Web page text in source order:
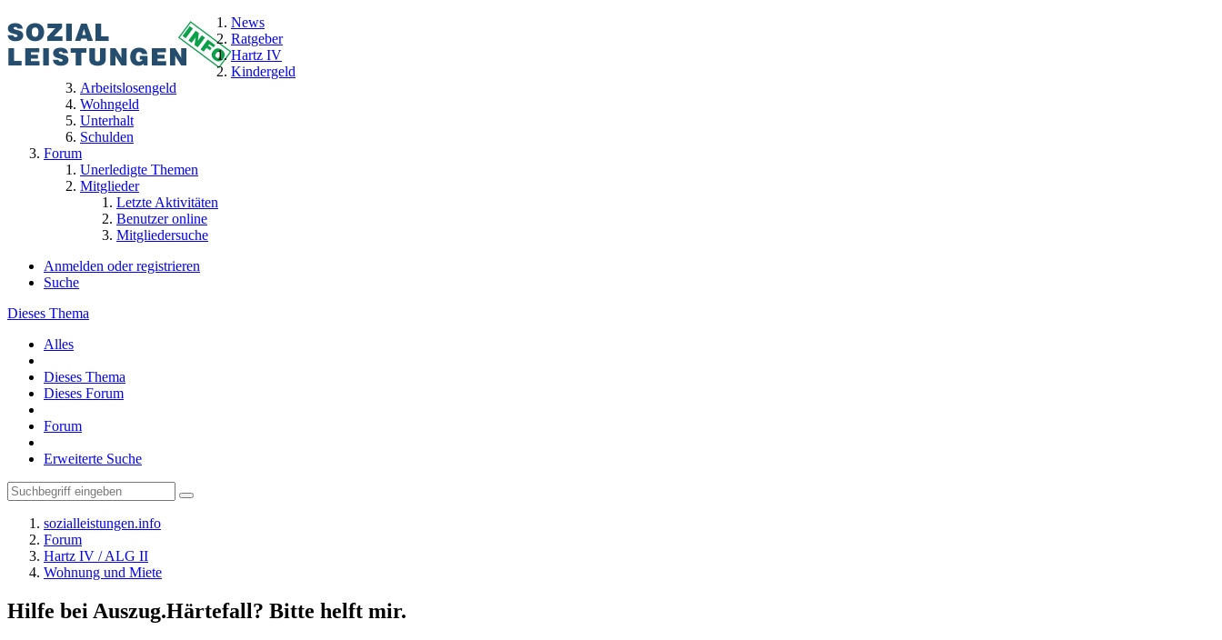
News
Ratgeber
Hartz IV
Kindergeld
Arbeitslosengeld
Wohngeld
Unterhalt
Schulden
Forum
Unerledigte Themen
Mitglieder
Letzte Aktivitäten
Benutzer online
Mitgliedersuche
Anmelden oder registrieren
Suche
Dieses Thema
Alles
Dieses Thema
Dieses Forum
Forum
Erweiterte Suche
sozialleistungen.info
Forum
Hartz IV / ALG II
Wohnung und Miete
Hilfe bei Auszug.Härtefall? Bitte helft mir.